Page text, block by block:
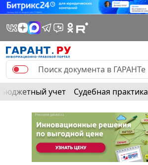
Бюджетный учет Судебная практика